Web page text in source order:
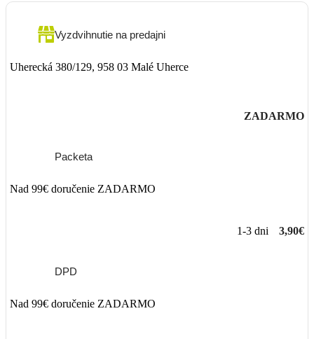
Vyzdvihnutie na predajni
Uherecká 380/129, 958 03 Malé Uherce
ZADARMO
Packeta
Nad 99€ doručenie ZADARMO
1-3 dni 3,90€
DPD
Nad 99€ doručenie ZADARMO